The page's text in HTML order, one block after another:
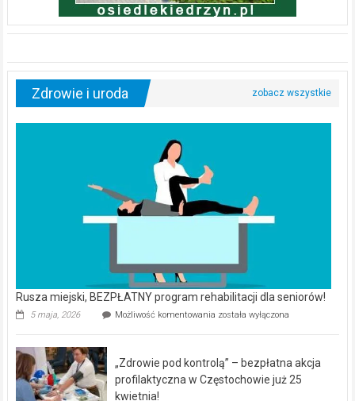
Zdrowie i uroda
Rusza miejski, BEZPŁATNY program rehabilitacji dla seniorów!
5 maja, 2026 Możliwość komentowania Rusza
rehabilitacji
dla
została wyłączona
„Zdrowie pod kontrolą” – bezpłatna akcja
profilaktyczna w Częstochowie już 25
kwietnia!